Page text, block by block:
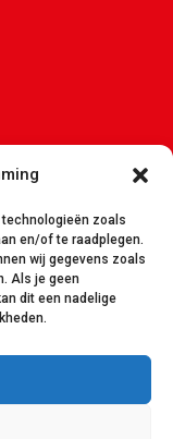
zoals
en/of te raadplegen.
wij gegevens zoals
Als je geen
dit een nadelige